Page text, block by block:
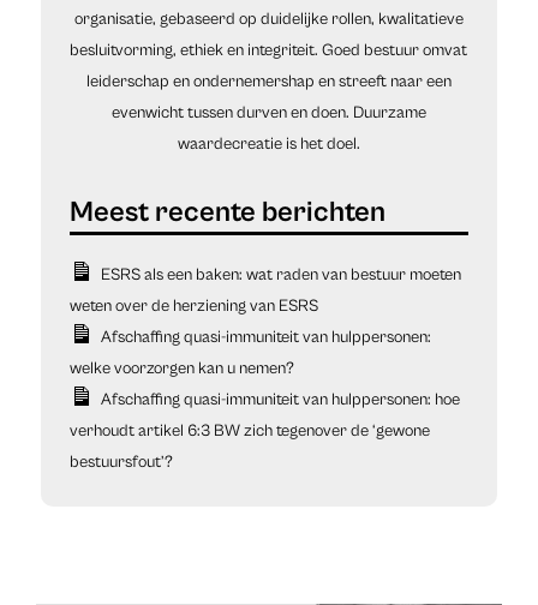
organisatie, gebaseerd op duidelijke rollen, kwalitatieve
besluitvorming, ethiek en integriteit. Goed bestuur omvat
leiderschap en ondernemershap en streeft naar een
evenwicht tussen durven en doen. Duurzame
waardecreatie is het doel.
ESRS als een baken: wat raden van bestuur moeten
weten over de herziening van ESRS
Afschaffing quasi-immuniteit van hulppersonen:
welke voorzorgen kan u nemen?
Afschaffing quasi-immuniteit van hulppersonen: hoe
verhoudt artikel 6:3 BW zich tegenover de ‘gewone
bestuursfout’?